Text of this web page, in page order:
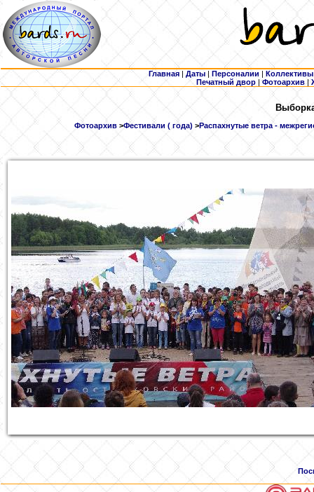
Главная | Даты | Персоналии | Коллективы
Печатный двор |Фотоархив |
Фотоархив >Фестивали ( года) >Распахнутые ветра -